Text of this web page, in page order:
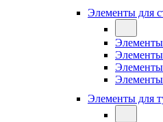
Элементы для
Элементы для